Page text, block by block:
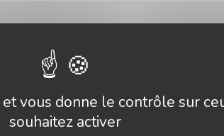
vous donne le contrôle sur
souhaitez activer